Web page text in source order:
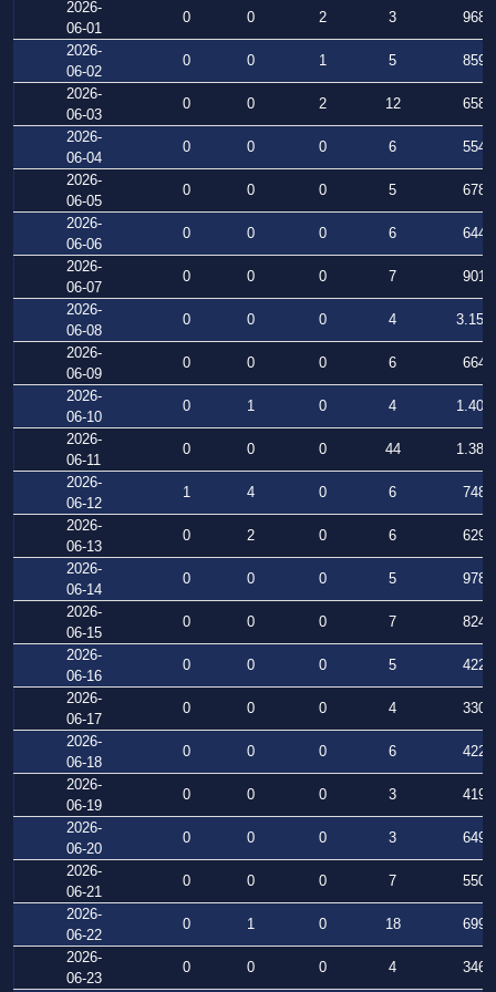
2026-
06-01
0 0 2 3
968
2026-
06-02
0 0 1 5
859
2026-
06-03
0 0 2 12
658
2026-
06-04
0 0 0 6
554
2026-
06-05
0 0 0 5
678
2026-
06-06
0 0 0 6
644
2026-
06-07
0 0 0 7
901
2026-
06-08
0 0 0 4
3.150
2026-
06-09
0 0 0 6
664
2026-
06-10
0 1 0 4
1.403
2026-
06-11
0 0 0 44
1.387
2026-
06-12
1 4 0 6
748
2026-
06-13
0 2 0 6
629
2026-
06-14
0 0 0 5
978
2026-
06-15
0 0 0 7
824
2026-
06-16
0 0 0 5
422
2026-
06-17
0 0 0 4
330
2026-
06-18
0 0 0 6
422
2026-
06-19
0 0 0 3
419
2026-
06-20
0 0 0 3
649
2026-
06-21
0 0 0 7
550
2026-
06-22
0 1 0 18
699
2026-
06-23
0 0 0 4 346